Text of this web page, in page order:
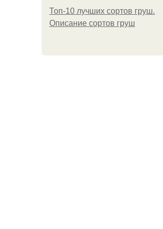
Топ-10 лучших сортов груш.
Описание сортов груш